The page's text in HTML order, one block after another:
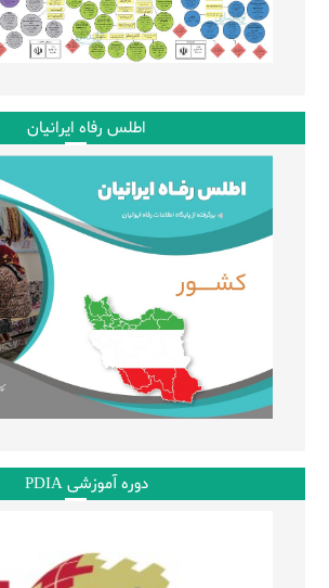
اطلس رفاه ایرانیان
دوره آموزشی PDIA